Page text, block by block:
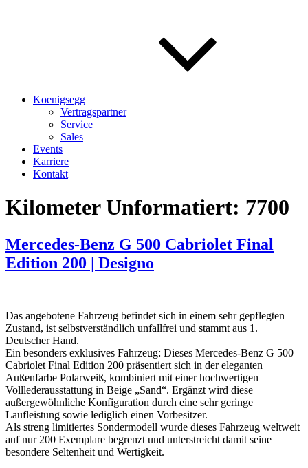
Koenigsegg
Vertragspartner
Service
Sales
Events
Karriere
Kontakt
Kilometer Unformatiert: 7700
Mercedes-Benz G 500 Cabriolet Final
Edition 200 | Designo
Das angebotene Fahrzeug befindet sich in einem sehr gepflegten
Zustand, ist selbstverständlich unfallfrei und stammt aus 1.
Deutscher Hand.
Ein besonders exklusives Fahrzeug: Dieses Mercedes-Benz G 500
Cabriolet Final Edition 200 präsentiert sich in der eleganten
Außenfarbe Polarweiß, kombiniert mit einer hochwertigen
Volllederausstattung in Beige „Sand“. Ergänzt wird diese
außergewöhnliche Konfiguration durch eine sehr geringe
Laufleistung sowie lediglich einen Vorbesitzer.
Als streng limitiertes Sondermodell wurde dieses Fahrzeug weltweit
auf nur 200 Exemplare begrenzt und unterstreicht damit seine
besondere Seltenheit und Wertigkeit.